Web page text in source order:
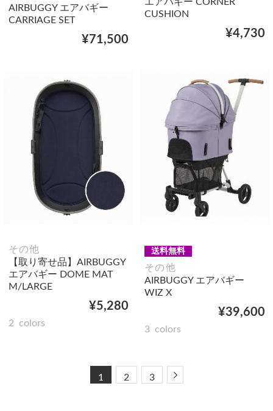
AIRBUGGY エアバギー
CARRIAGE SET
¥71,500
CUSHION
¥4,730
その他
【取り寄せ品】AIRBUGGY
エアバギー DOME MAT
M/LARGE
¥5,280
2 colors
送料無料
その他
AIRBUGGY エアバギー
WIZ X
¥39,600
3 colors
1 2 3 Next